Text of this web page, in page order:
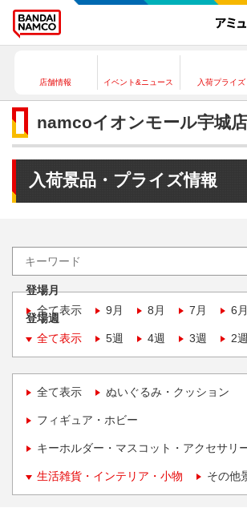
店舗情報 イベント&ニュース 入荷プライズ
namcoイオンモール宇城店
入荷景品・プライズ情報
登場月
全て表示
9月 8月 7月 6月
登場週
全て表示
5週 4週 3週 2週
全て表示 ぬいぐるみ・クッション
フィギュア・ホビー
キーホルダー・マスコット・アクセサリ
生活雑貨・インテリア・小物 その他